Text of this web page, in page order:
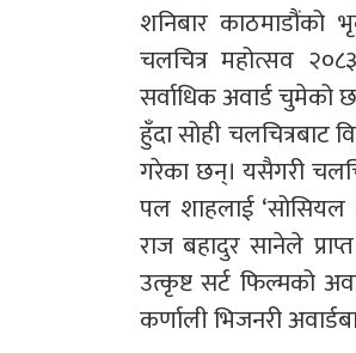
शनिबार काठमाडौंको
चलचित्र महोत्सव
सर्वाधिक अवार्ड चुमेको
हुँदा सोही चलचित्रबाट
गरेका छन्। यसैगरी
पल शाहलाई ‘सोसियल
राज बहादुर सानेले
उत्कृष्ट सर्ट फिल्मको
कर्णाली भिजनरी